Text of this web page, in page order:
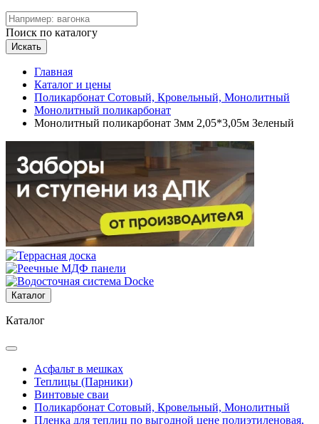
Поиск по каталогу
Искать
Главная
Каталог и цены
Поликарбонат Сотовый, Кровельный, Монолитный
Монолитный поликарбонат
Монолитный поликарбонат 3мм 2,05*3,05м Зеленый
Каталог
Каталог
Асфальт в мешках
Теплицы (Парники)
Винтовые сваи
Поликарбонат Сотовый, Кровельный, Монолитный
Пленка для теплиц по выгодной цене полиэтиленовая,